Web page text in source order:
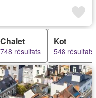
Chalet
748 résultats
Kot
548 résultats